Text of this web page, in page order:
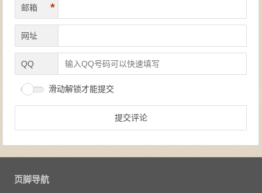
邮箱 *
网址
QQ
滑动解锁才能提交
页脚导航